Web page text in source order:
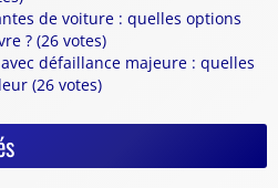
de voiture : quelles options
? (26 votes)
défaillance majeure : quelles
(26 votes)